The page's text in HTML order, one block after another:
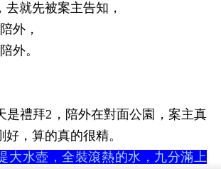
就先被案主告知，
外，
外。
是禮拜2，陪外在對面公園，案主真
好，算的真的很精。
大水壺，全裝滾熱的水，九分滿上